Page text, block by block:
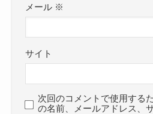
メール ※
サイト
次回のコメントで使用する
の名前、メールアドレス、